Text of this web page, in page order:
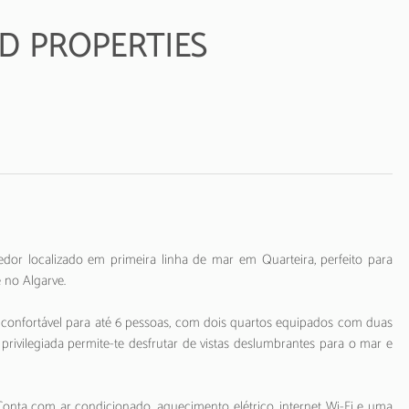
PROPERTIES
localizado em primeira linha de mar em Quarteira, perfeito para
Algarve.
para até 6 pessoas, com dois quartos equipados com duas
permite-te desfrutar de vistas deslumbrantes para o mar e